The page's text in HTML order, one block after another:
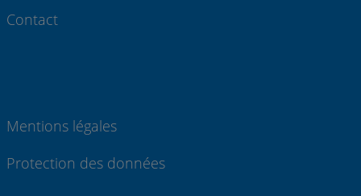
Contact
Mentions légales
Protection des données